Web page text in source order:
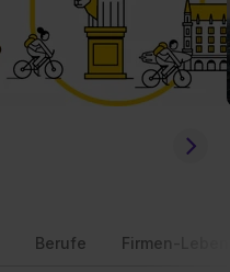
Berufe Firmen-